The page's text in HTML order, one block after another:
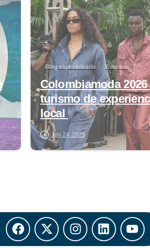
Blog especializado Eventos
Colombiamoda
turismo de
local
July 24, 2026